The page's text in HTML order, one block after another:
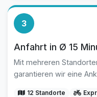
3
Anfahrt in Ø 15
Mit mehreren
garantieren wir eine
12 Standorte